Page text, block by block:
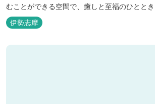
むことができる空間で、癒しと至福のひととき
伊勢志摩